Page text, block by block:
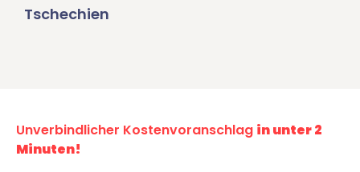
Tschechien
Unverbindlicher Kostenvoranschlag in unter 2
Minuten!